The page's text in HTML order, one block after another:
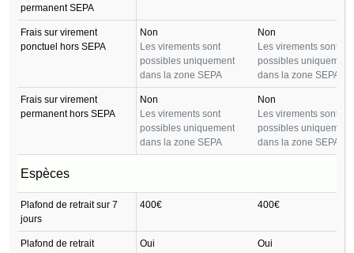
permanent SEPA
Frais sur virement
ponctuel hors SEPA
Non
Les virements sont
possibles uniquement
dans la zone SEPA
Non
Les virements sont
possibles uniquement
dans la zone SEPA
Frais sur virement
permanent hors SEPA
Non
Les virements sont
possibles uniquement
dans la zone SEPA
Non
Les virements sont
possibles uniquement
dans la zone SEPA
Espèces
Plafond de retrait sur 7
jours
400€ 400€
Plafond de retrait
Oui Oui